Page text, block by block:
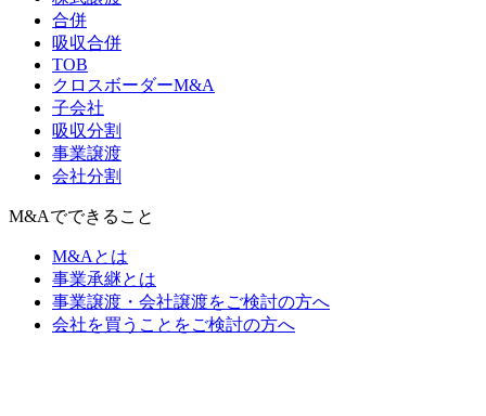
合併
吸収合併
TOB
クロスボーダーM&A
子会社
吸収分割
事業譲渡
会社分割
M&Aでできること
M&Aとは
事業承継とは
事業譲渡・会社譲渡をご検討の方へ
会社を買うことをご検討の方へ